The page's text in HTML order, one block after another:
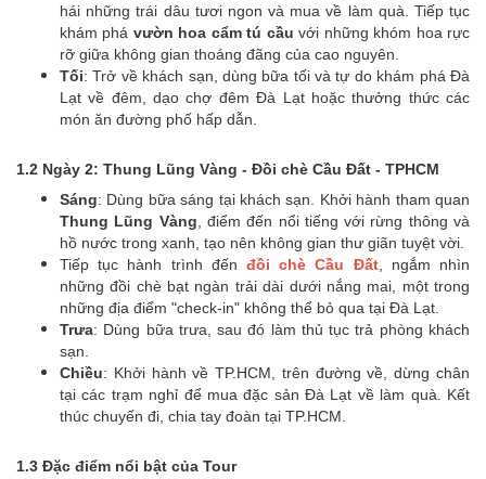
hái những trái dâu tươi ngon và mua về làm quà. Tiếp tục
khám phá vườn hoa cẩm tú cầu với những khóm hoa rực
rỡ giữa không gian thoáng đãng của cao nguyên.
Tối: Trở về khách sạn, dùng bữa tối và tự do khám phá Đà
Lạt về đêm, dạo chợ đêm Đà Lạt hoặc thưởng thức các
món ăn đường phố hấp dẫn.
1.2 Ngày 2: Thung Lũng Vàng - Đồi chè Cầu Đất - TPHCM
Sáng: Dùng bữa sáng tại khách sạn. Khởi hành tham quan
Thung Lũng Vàng , điểm đến nổi tiếng với rừng thông và
hồ nước trong xanh, tạo nên không gian thư giãn tuyệt vời.
Tiếp tục hành trình đến đồi chè Cầu Đất, ngắm nhìn
những đồi chè bạt ngàn trải dài dưới nắng mai, một trong
những địa điểm "check-in" không thể bỏ qua tại Đà Lạt.
Trưa: Dùng bữa trưa, sau đó làm thủ tục trả phòng khách
sạn.
Chiều: Khởi hành về TP.HCM, trên đường về, dừng chân
tại các trạm nghỉ để mua đặc sản Đà Lạt về làm quà. Kết
thúc chuyến đi, chia tay đoàn tại TP.HCM.
1.3 Đặc điểm nổi bật của Tour